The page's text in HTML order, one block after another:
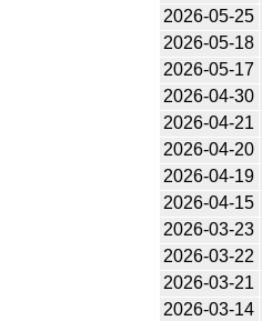
2026-05-25
2026-05-18
2026-05-17
2026-04-30
2026-04-21
2026-04-20
2026-04-19
2026-04-15
2026-03-23
2026-03-22
2026-03-21
2026-03-14